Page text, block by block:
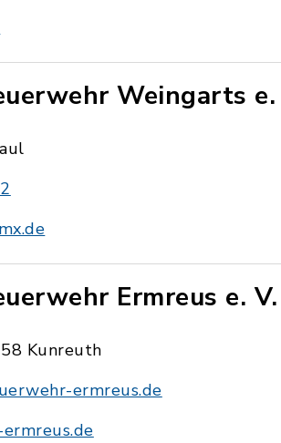
Weingarts e.
Ermreus e. V.
Kunreuth
ermreus.de